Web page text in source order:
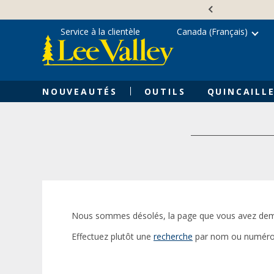
content
NOUVEAUTÉS OUTILS
Service à la clientèle Canada (Français)
Nous sommes désolés, la page que vous avez
Effectuez plutôt une recherche par nom ou